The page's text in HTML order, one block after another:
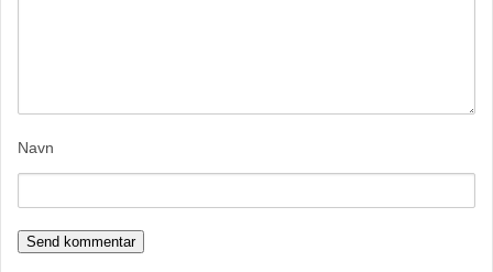
Navn